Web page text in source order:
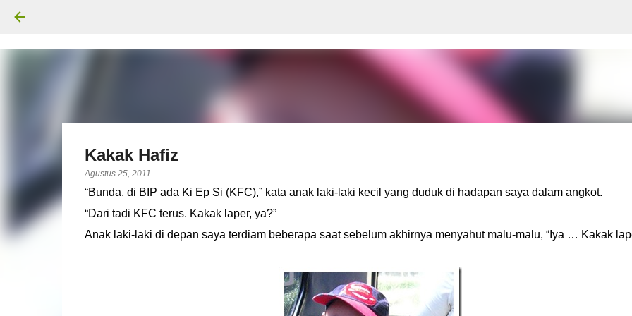
Kakak Hafiz
Agustus 25, 2011
“Bunda, di BIP ada Ki Ep Si (KFC),” kata anak laki-laki kecil yang duduk di hadapan saya dalam angkot.
“Dari tadi KFC terus. Kakak laper, ya?”
Anak laki-laki di depan saya terdiam beberapa saat sebelum akhirnya menyahut malu-malu, “Iya … Kakak